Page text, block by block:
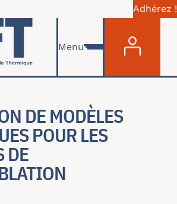
Adhérez !
Menu
DE MODÈLES
POUR LES
DE